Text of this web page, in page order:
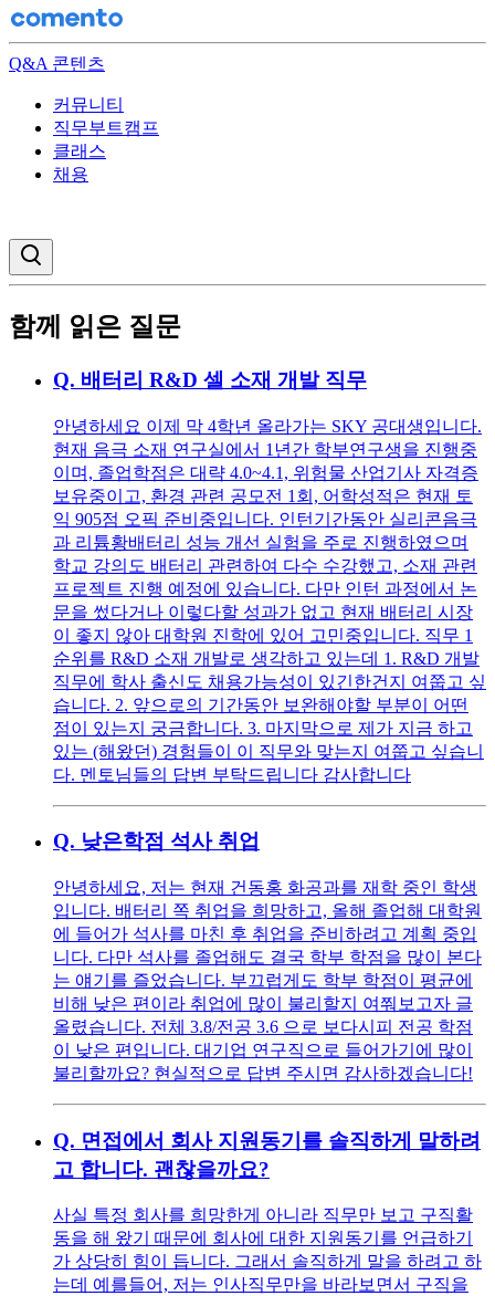
Q&A 콘텐츠
커뮤니티
직무부트캠프
클래스
채용
함께 읽은 질문
Q. 배터리 R&D 셀 소재 개발 직무
안녕하세요 이제 막 4학년 올라가는 SKY 공대생입니다.
현재 음극 소재 연구실에서 1년간 학부연구생을 진행중
이며, 졸업학점은 대략 4.0~4.1, 위험물 산업기사 자격증
보유중이고, 환경 관련 공모전 1회, 어학성적은 현재 토
익 905점 오픽 준비중입니다. 인턴기간동안 실리콘음극
과 리튬황배터리 성능 개선 실험을 주로 진행하였으며
학교 강의도 배터리 관련하여 다수 수강했고, 소재 관련
프로젝트 진행 예정에 있습니다. 다만 인턴 과정에서 논
문을 썼다거나 이렇다할 성과가 없고 현재 배터리 시장
이 좋지 않아 대학원 진학에 있어 고민중입니다. 직무 1
순위를 R&D 소재 개발로 생각하고 있는데 1. R&D 개발
직무에 학사 출신도 채용가능성이 있긴한건지 여쭙고 싶
습니다. 2. 앞으로의 기간동안 보완해야할 부분이 어떤
점이 있는지 궁금합니다. 3. 마지막으로 제가 지금 하고
있는 (해왔던) 경험들이 이 직무와 맞는지 여쭙고 싶습니
다. 멘토님들의 답변 부탁드립니다 감사합니다
Q. 낮은학점 석사 취업
안녕하세요, 저는 현재 건동홍 화공과를 재학 중인 학생
입니다. 배터리 쪽 취업을 희망하고, 올해 졸업해 대학원
에 들어가 석사를 마친 후 취업을 준비하려고 계획 중입
니다. 다만 석사를 졸업해도 결국 학부 학점을 많이 본다
는 얘기를 즐었습니다. 부끄럽게도 학부 학점이 평균에
비해 낮은 편이라 취업에 많이 불리할지 여쭤보고자 글
올렸습니다. 전체 3.8/전공 3.6 으로 보다시피 전공 학점
이 낮은 편입니다. 대기업 연구직으로 들어가기에 많이
불리할까요? 현실적으로 답변 주시면 감사하겠습니다!
Q. 면접에서 회사 지원동기를 솔직하게 말하려
고 합니다. 괜찮을까요?
사실 특정 회사를 희망한게 아니라 직무만 보고 구직활
동을 해 왔기 때문에 회사에 대한 지원동기를 언급하기
가 상당히 힘이 듭니다. 그래서 솔직하게 말을 하려고 하
는데 예를들어, 저는 인사직무만을 바라보면서 구직을